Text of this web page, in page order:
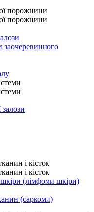
порожнини
порожнини
заочеревинного
залози
і кісток
і кісток
шкіри (лімфоми шкіри)
(саркоми)